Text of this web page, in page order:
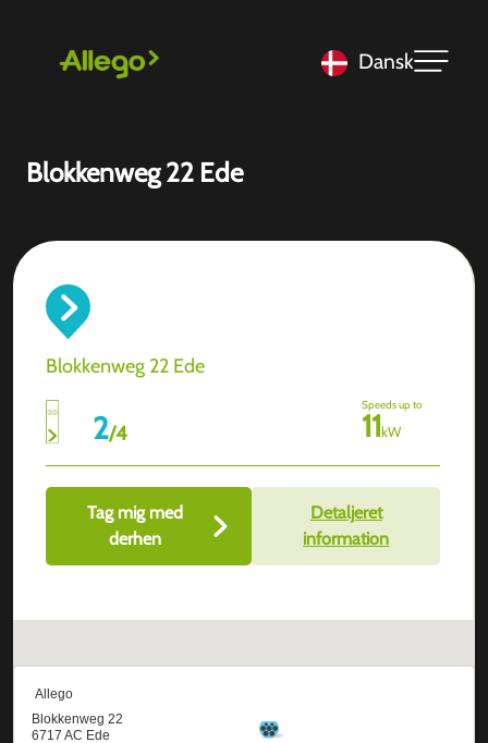
Dansk
Blokkenweg 22 Ede
Blokkenweg 22 Ede
2/4
Speeds up to
11kW
Tag mig med
derhen
Detaljeret
information